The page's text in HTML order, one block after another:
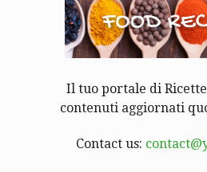
Il tuo portale di
contenuti aggiornati
Contact us: